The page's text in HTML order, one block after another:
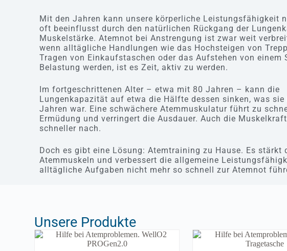
Mit den Jahren kann unsere körperliche Leistungsfähigkeit
oft beeinflusst durch den natürlichen Rückgang der
Muskelstärke. Atemnot bei Anstrengung ist zwar weit
wenn alltägliche Handlungen wie das Hochsteigen von
Tragen von Einkaufstaschen oder das Aufstehen von einem
Belastung werden, ist es Zeit, aktiv zu werden.
Im fortgeschrittenen Alter – etwa mit 80 Jahren – kann die
Lungenkapazität auf etwa die Hälfte dessen sinken, was
Jahren war. Eine schwächere Atemmuskulatur führt zu
Ermüdung und verringert die Ausdauer. Auch die
schneller nach.
Doch es gibt eine Lösung: Atemtraining zu Hause. Es stärkt
Atemmuskeln und verbessert die allgemeine
alltägliche Aufgaben nicht mehr so schnell zur Atemnot
Unsere Produkte